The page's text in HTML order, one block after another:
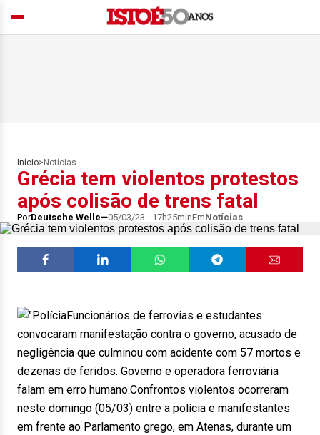
Início> Notícias
Grécia tem violentos protestos
após colisão de trens fatal
PorDeutsche Welle 05/03/23 - 17h25minEmNotícias
Funcionários de ferrovias e estudantes
convocaram manifestação contra o governo, acusado de
negligência que culminou com acidente com 57 mortos e
dezenas de feridos. Governo e operadora ferroviária
falam em erro humano.Confrontos violentos ocorreram
neste domingo (05/03) entre a polícia e manifestantes
em frente ao Parlamento grego, em Atenas, durante um